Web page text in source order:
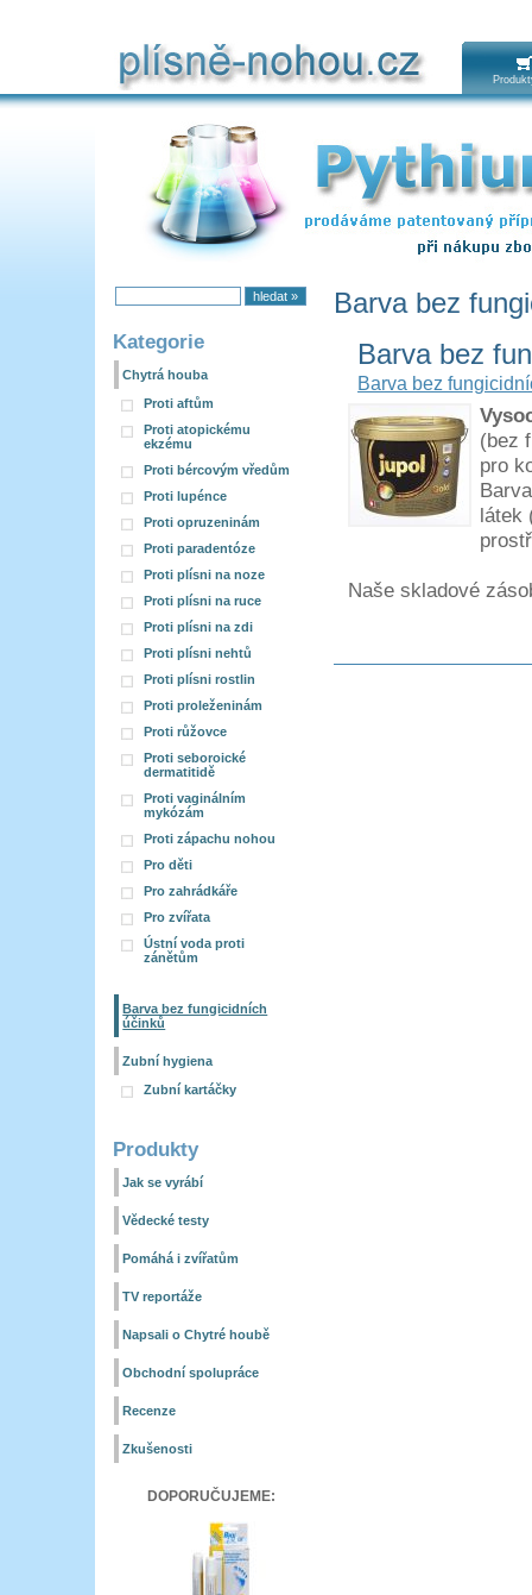
Kategorie
Chytrá houba
Proti aftům
Proti atopickému
ekzému
Proti bércovým vředům
Proti lupénce
Proti opruzeninám
Proti paradentóze
Proti plísni na noze
Proti plísni na ruce
Proti plísni na zdi
Proti plísni nehtů
Proti plísni rostlin
Proti proleženinám
Proti růžovce
Proti seboroické
dermatitidě
Proti vaginálním
mykózám
Proti zápachu nohou
Pro děti
Pro zahrádkáře
Pro zvířata
Ústní voda proti
zánětům
Barva bez fungicidních
účinků
Zubní hygiena
Zubní kartáčky
Produkty
Jak se vyrábí
Vědecké testy
Pomáhá i zvířatům
TV reportáže
Napsali o Chytré houbě
Obchodní spolupráce
Recenze
Zkušenosti
DOPORUČUJEME:
Barva bez
Barva bez
Barva bez
(bez
pro
látek
Naše skladové